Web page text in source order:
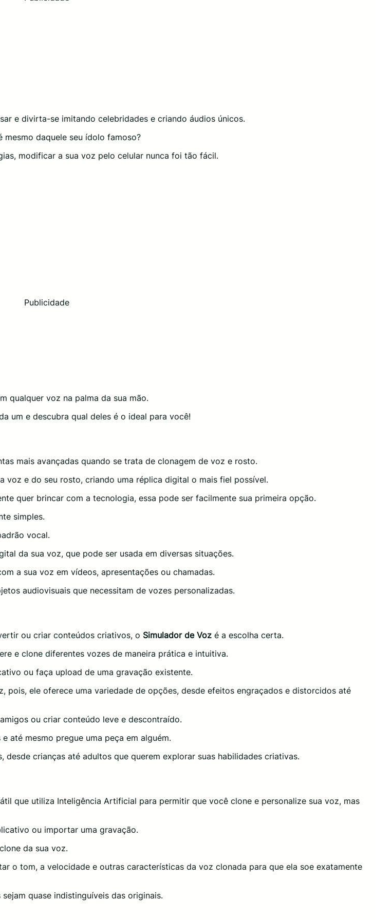
e divirta-se imitando celebridades e criando áudios únicos.
daquele seu ídolo famoso?
modificar a sua voz pelo celular nunca foi tão fácil.
Publicidade
qualquer voz na palma da sua mão.
um e descubra qual deles é o ideal para você!
mais avançadas quando se trata de clonagem de voz e rosto.
e do seu rosto, criando uma réplica digital o mais fiel possível.
quer brincar com a tecnologia, essa pode ser facilmente sua primeira opção.
simples.
vocal.
da sua voz, que pode ser usada em diversas situações.
a sua voz em vídeos, apresentações ou chamadas.
audiovisuais que necessitam de vozes personalizadas.
ou criar conteúdos criativos, o Simulador de Voz é a escolha certa.
e clone diferentes vozes de maneira prática e intuitiva.
ou faça upload de uma gravação existente.
ele oferece uma variedade de opções, desde efeitos engraçados e distorcidos até
ou criar conteúdo leve e descontraído.
até mesmo pregue uma peça em alguém.
crianças até adultos que querem explorar suas habilidades criativas.
que utiliza Inteligência Artificial para permitir que você clone e personalize sua voz, mas
ou importar uma gravação.
da sua voz.
o tom, a velocidade e outras características da voz clonada para que ela soe exatamente
quase indistinguíveis das originais.